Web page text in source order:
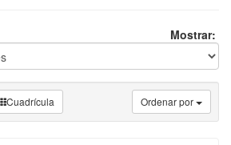
Mostrar:
Ordenar por
Cuadrícula